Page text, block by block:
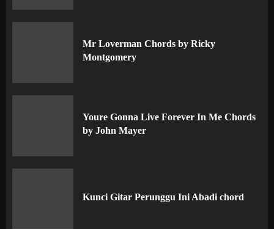
Mr Loverman Chords by Ricky
Montgomery
Youre Gonna Live Forever In Me Chords
by John Mayer
Kunci Gitar Perunggu Ini Abadi chord